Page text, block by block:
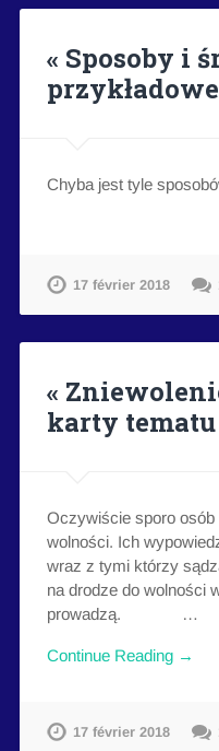
« Sposoby i
Chyba jest tyle
17 février 2018
«
karty tematu
Oczywiście sporo osób
wolności. Ich
wraz z tymi którzy
na drodze do wolności
prowadzą. …
Continue Reading →
17 février 2018